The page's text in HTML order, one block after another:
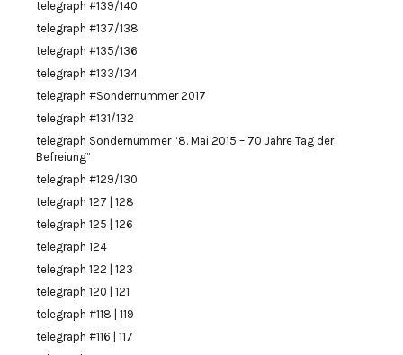
telegraph #139/140
telegraph #137/138
telegraph #135/136
telegraph #133/134
telegraph #Sondernummer 2017
telegraph #131/132
telegraph Sondernummer “8. Mai 2015 – 70 Jahre Tag der
Befreiung”
telegraph #129/130
telegraph 127 | 128
telegraph 125 | 126
telegraph 124
telegraph 122 | 123
telegraph 120 | 121
telegraph #118 | 119
telegraph #116 | 117